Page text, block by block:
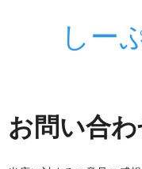
しー
お問い合